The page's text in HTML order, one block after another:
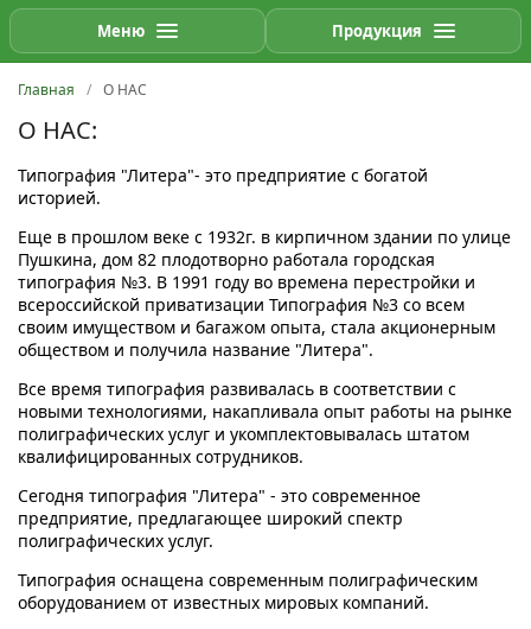
Меню Продукция
Главная О НАС
О НАС:
Типография "Литера"- это предприятие с богатой
историей.
Еще в прошлом веке с 1932г. в кирпичном здании по улице
Пушкина, дом 82 плодотворно работала городская
типография №3. В 1991 году во времена перестройки и
всероссийской приватизации Типография №3 со всем
своим имуществом и багажом опыта, стала акционерным
обществом и получила название "Литера".
Все время типография развивалась в соответствии с
новыми технологиями, накапливала опыт работы на рынке
полиграфических услуг и укомплектовывалась штатом
квалифицированных сотрудников.
Сегодня типография "Литера" - это современное
предприятие, предлагающее широкий спектр
полиграфических услуг.
Типография оснащена современным полиграфическим
оборудованием от известных мировых компаний.